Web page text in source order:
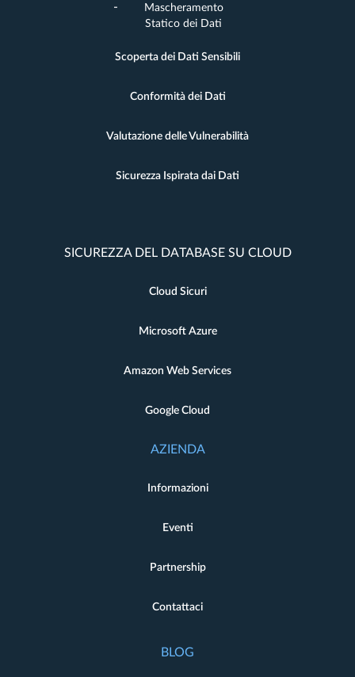
Mascheramento
Statico dei Dati
Scoperta dei Dati Sensibili
Conformità dei Dati
Valutazione delle Vulnerabilità
Sicurezza Ispirata dai Dati
SICUREZZA DEL DATABASE SU CLOUD
Cloud Sicuri
Microsoft Azure
Amazon Web Services
Google Cloud
AZIENDA
Informazioni
Eventi
Partnership
Contattaci
BLOG